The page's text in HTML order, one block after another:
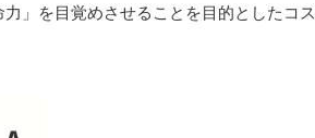
」を目覚めさせることを目的としたコス